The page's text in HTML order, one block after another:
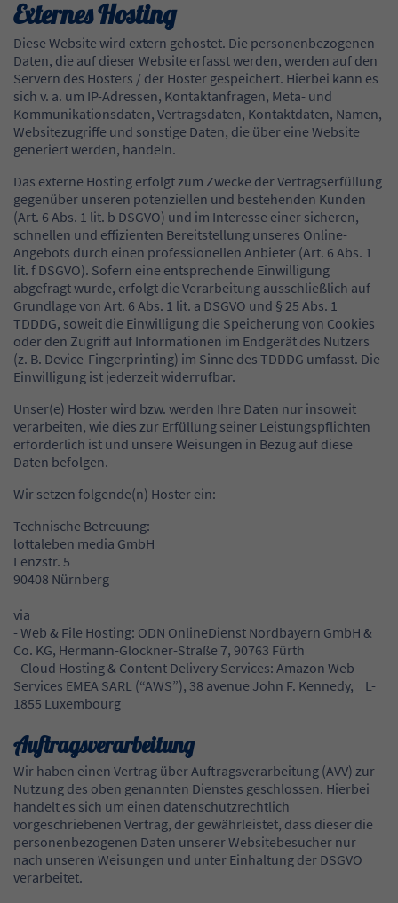
Externes Hosting
Diese Website wird extern gehostet. Die personenbezogenen
Daten, die auf dieser Website erfasst werden, werden auf den
Servern des Hosters / der Hoster gespeichert. Hierbei kann es
sich v. a. um IP-Adressen, Kontaktanfragen, Meta- und
Kommunikationsdaten, Vertragsdaten, Kontaktdaten, Namen,
Websitezugriffe und sonstige Daten, die über eine Website
generiert werden, handeln.
Das externe Hosting erfolgt zum Zwecke der Vertragserfüllung
gegenüber unseren potenziellen und bestehenden Kunden
(Art. 6 Abs. 1 lit. b DSGVO) und im Interesse einer sicheren,
schnellen und effizienten Bereitstellung unseres Online-
Angebots durch einen professionellen Anbieter (Art. 6 Abs. 1
lit. f DSGVO). Sofern eine entsprechende Einwilligung
abgefragt wurde, erfolgt die Verarbeitung ausschließlich auf
Grundlage von Art. 6 Abs. 1 lit. a DSGVO und § 25 Abs. 1
TDDDG, soweit die Einwilligung die Speicherung von Cookies
oder den Zugriff auf Informationen im Endgerät des Nutzers
(z. B. Device-Fingerprinting) im Sinne des TDDDG umfasst. Die
Einwilligung ist jederzeit widerrufbar.
Unser(e) Hoster wird bzw. werden Ihre Daten nur insoweit
verarbeiten, wie dies zur Erfüllung seiner Leistungspflichten
erforderlich ist und unsere Weisungen in Bezug auf diese
Daten befolgen.
Wir setzen folgende(n) Hoster ein:
Technische Betreuung:
lottaleben media GmbH
Lenzstr. 5
90408 Nürnberg
via
- Web & File Hosting: ODN OnlineDienst Nordbayern GmbH &
Co. KG, Hermann-Glockner-Straße 7, 90763 Fürth
- Cloud Hosting & Content Delivery Services: Amazon Web
Services EMEA SARL (“AWS”), 38 avenue John F. Kennedy, L-
1855 Luxembourg
Auftragsverarbeitung
Wir haben einen Vertrag über Auftragsverarbeitung (AVV) zur
Nutzung des oben genannten Dienstes geschlossen. Hierbei
handelt es sich um einen datenschutzrechtlich
vorgeschriebenen Vertrag, der gewährleistet, dass dieser die
personenbezogenen Daten unserer Websitebesucher nur
nach unseren Weisungen und unter Einhaltung der DSGVO
verarbeitet.